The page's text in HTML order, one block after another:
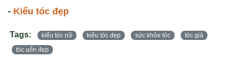
- Kiểu tóc đẹp
Tags: kiểu tóc nữ kiểu tóc đẹp sức khỏe tóc
tóc giả
tóc uốn đẹp